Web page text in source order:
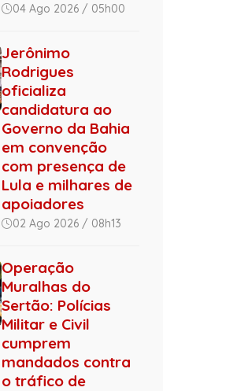
04 Ago 2026 / 05h00
Jerônimo
Rodrigues
oficializa
candidatura ao
Governo da Bahia
em convenção
com presença de
Lula e milhares de
apoiadores
02 Ago 2026 / 08h13
Operação
Muralhas do
Sertão: Polícias
Militar e Civil
cumprem
mandados contra
o tráfico de